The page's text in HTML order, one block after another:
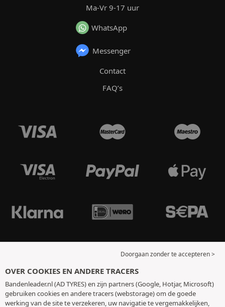
Ma-Vr 9-17 uur
WhatsApp
Messenger
Contact
FAQ’s
Doorgaan zonder te accepteren >
OVER COOKIES EN ANDERE TRACERS
Bandenleader.nl (AD TYRES) en zijn partners (Google, Hotjar, Microsoft)
gebruiken cookies en andere tracers (webstorage) om de goede
werking van de site te verzekeren, uw navigatie te vergemakkelijken,